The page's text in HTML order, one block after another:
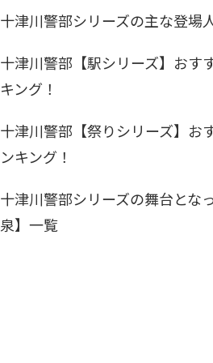
十津川警部シリーズの主な登場
十津川警部【駅シリーズ】おす
キング！
十津川警部【祭りシリーズ】お
ンキング！
十津川警部シリーズの舞台とな
泉】一覧